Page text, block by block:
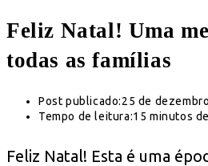
Feliz Natal! Uma
todas as famílias
Post publicado:25 de
Tempo de leitura:15 minutos
Feliz Natal! Esta é uma